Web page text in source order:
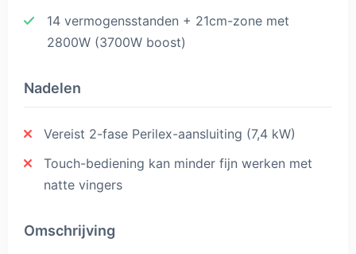
14 vermogensstanden + 21cm-zone met
2800W (3700W boost)
Nadelen
Vereist 2-fase Perilex-aansluiting (7,4 kW)
Touch-bediening kan minder fijn werken met
natte vingers
Omschrijving